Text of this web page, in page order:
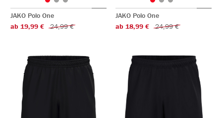
JAKO Polo One
ab 19,99 €
24,99 €
JAKO Polo One
ab 18,99 €
24,99 €